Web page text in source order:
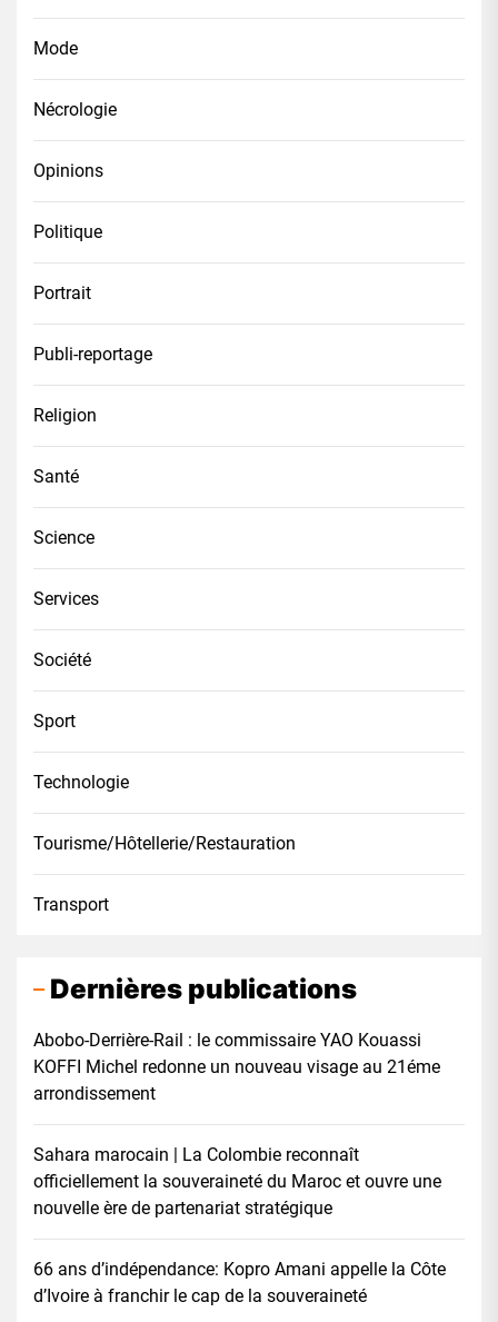
Mode
Nécrologie
Opinions
Politique
Portrait
Publi-reportage
Religion
Santé
Science
Services
Société
Sport
Technologie
Tourisme/Hôtellerie/Restauration
Transport
Dernières publications
Abobo-Derrière-Rail : le commissaire YAO Kouassi
KOFFI Michel redonne un nouveau visage au 21éme
arrondissement
Sahara marocain | La Colombie reconnaît
officiellement la souveraineté du Maroc et ouvre une
nouvelle ère de partenariat stratégique
66 ans d’indépendance: Kopro Amani appelle la Côte
d’Ivoire à franchir le cap de la souveraineté